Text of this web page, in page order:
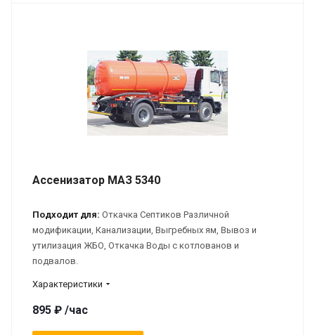
Ассенизатор МАЗ 5340
Подходит для: Откачка Септиков Различной
модификации, Канализации, Выгребных ям, Вывоз и
утилизация ЖБО, Откачка Воды с котлованов и
подвалов.
Характеристики
895 ₽ /час